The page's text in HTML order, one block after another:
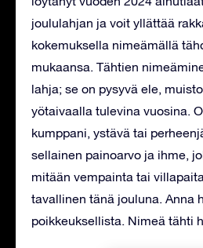
joululahjan ja voit yllättää
kokemuksella nimeämällä
mukaansa. Tähtien
lahja; se on pysyvä ele,
yötaivaalla tulevina vuosina.
kumppani, ystävä tai
sellainen painoarvo ja ihme,
mitään vempainta tai
tavallinen tänä jouluna. Anna
poikkeuksellista. Nimeä tähti